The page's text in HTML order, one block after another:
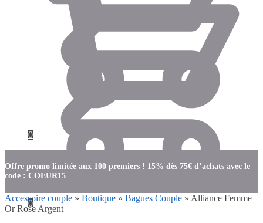
0
0
Offre promo limitée aux 100 premiers ! 15% dès 75€ d’achats avec le
code : COEUR15
Accessoire couple » Boutique » Bagues Couple » Alliance Femme
Or Rose Argent